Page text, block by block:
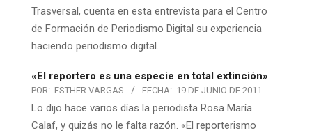
Trasversal, cuenta en esta entrevista para el Centro
de Formación de Periodismo Digital su experiencia
haciendo periodismo digital.
«El reportero es una especie en total extinción»
POR: ESTHER VARGAS FECHA: 19 DE JUNIO DE 2011
Lo dijo hace varios días la periodista Rosa María
Calaf, y quizás no le falta razón. «El reporterismo